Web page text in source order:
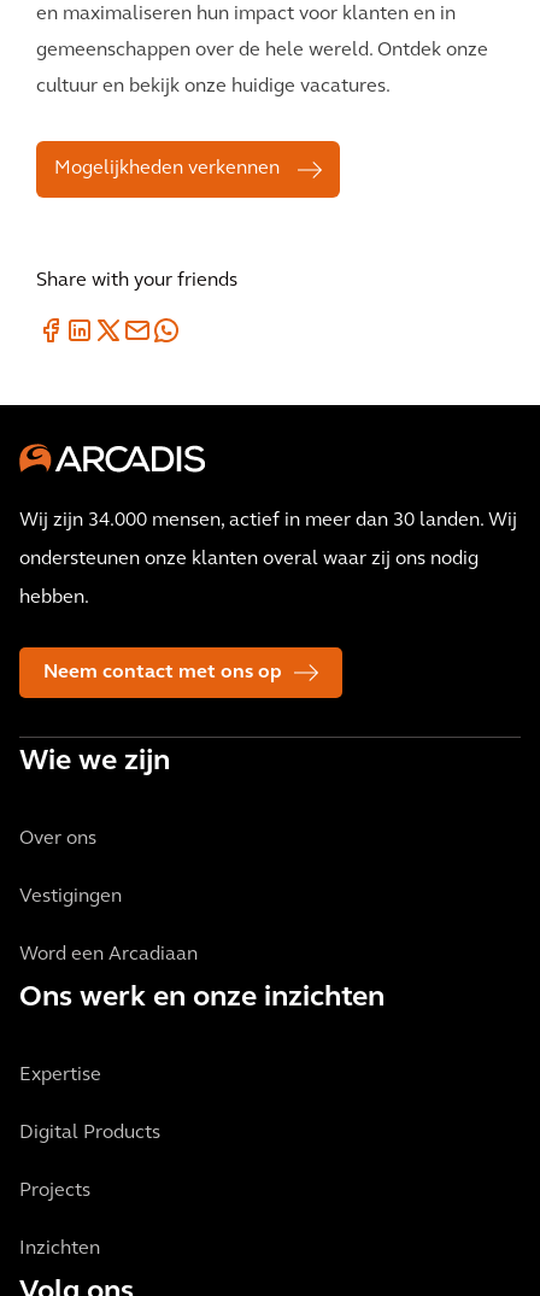
en maximaliseren hun impact voor klanten en in
gemeenschappen over de hele wereld. Ontdek onze
cultuur en bekijk onze huidige vacatures.
Mogelijkheden verkennen
Share with your friends
Wij zijn 34.000 mensen, actief in meer dan 30 landen. Wij
ondersteunen onze klanten overal waar zij ons nodig
hebben.
Neem contact met ons op
Wie we zijn
Over ons
Vestigingen
Word een Arcadiaan
Ons werk en onze inzichten
Expertise
Digital Products
Projects
Inzichten